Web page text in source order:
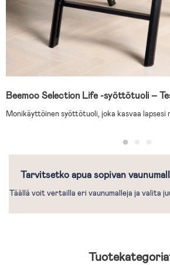
Beemoo Selection Life -syöttötuoli –
Monikäyttöinen syöttötuoli, joka kasvaa lapsesi
Tarvitsetko apua sopivan
Täällä voit vertailla eri vaunumalleja ja valita